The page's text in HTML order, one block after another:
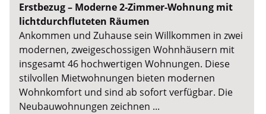
Erstbezug – Moderne 2-Zimmer-Wohnung mit
lichtdurchfluteten Räumen
Ankommen und Zuhause sein Willkommen in zwei
modernen, zweigeschossigen Wohnhäusern mit
insgesamt 46 hochwertigen Wohnungen. Diese
stilvollen Mietwohnungen bieten modernen
Wohnkomfort und sind ab sofort verfügbar. Die
Neubauwohnungen zeichnen ...